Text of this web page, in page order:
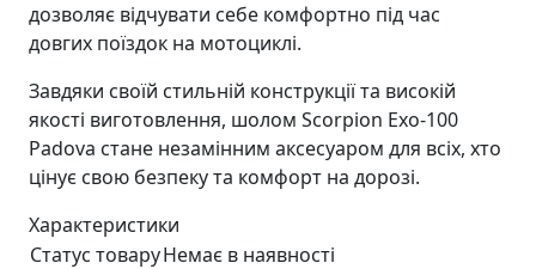
дозволяє відчувати себе комфортно під час
довгих поїздок на мотоциклі.
Завдяки своїй стильній конструкції та високій
якості виготовлення, шолом Scorpion Exo-100
Padova стане незамінним аксесуаром для всіх, хто
цінує свою безпеку та комфорт на дорозі.
Характеристики
Статус товаруНемає в наявності